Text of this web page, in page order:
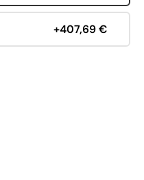
+407,69 €